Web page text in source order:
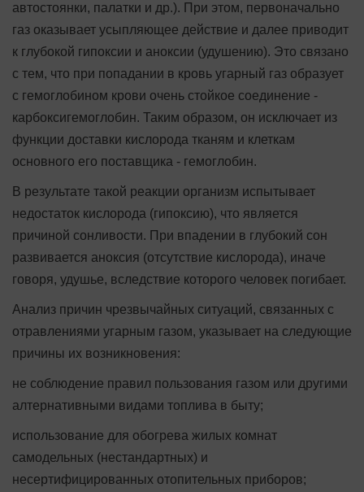
автостоянки, палатки и др.). При этом, первоначально
газ оказывает усыпляющее действие и далее приводит
к глубокой гипоксии и аноксии (удушению). Это связано
с тем, что при попадании в кровь угарный газ образует
с гемоглобином крови очень стойкое соединение -
карбоксигемоглобин. Таким образом, он исключает из
функции доставки кислорода тканям и клеткам
основного его поставщика - гемоглобин.
В результате такой реакции организм испытывает
недостаток кислорода (гипоксию), что является
причиной сонливости. При впадении в глубокий сон
развивается аноксия (отсутствие кислорода), иначе
говоря, удушье, вследствие которого человек погибает.
Анализ причин чрезвычайных ситуаций, связанных с
отравлениями угарным газом, указывает на следующие
причины их возникновения:
не соблюдение правил пользования газом или другими
алтернативными видами топлива в быту;
использование для обогрева жилых комнат
самодельных (нестандартных) и
несертифицированных отопительных приборов;